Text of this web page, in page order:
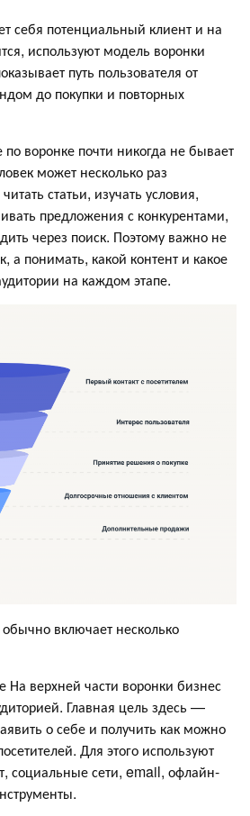
себя потенциальный клиент и на
используют модель воронки
путь пользователя от
до покупки и повторных
воронке почти никогда не бывает
может несколько раз
статьи, изучать условия,
предложения с конкурентами,
через поиск. Поэтому важно не
а понимать, какой контент и какое
на каждом этапе.
включает несколько
На верхней части воронки бизнес
Главная цель здесь —
о себе и получить как можно
Для этого используют
социальные сети, email, офлайн-